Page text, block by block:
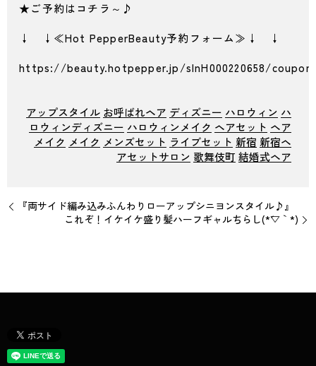
★ご予約はコチラ～♪
↓ ↓≪Hot PepperBeauty予約フォーム≫↓ ↓
https://beauty.hotpepper.jp/slnH000220658/
アップスタイル お呼ばれヘア ディズニー ハロウィン ハ
ロウィンディズニー ハロウィンメイク ヘアセット ヘア
メイク メイク メンズセット ライブセット 新宿 新宿ヘ
アセットサロン 歌舞伎町 結婚式ヘア
『両サイド編み込みふんわりローアップシニヨンスタイル♪』
これぞ！イケイケ盛り髪ハーフギャルちらし(*´▽｀*)